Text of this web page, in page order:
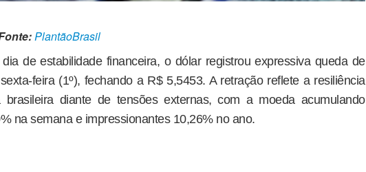
PlantãoBrasil
de estabilidade financeira, o dólar registrou expressiva queda de
feira (1º), fechando a R$ 5,5453. A retração reflete a resiliência
brasileira diante de tensões externas, com a moeda acumulando
na semana e impressionantes 10,26% no ano.